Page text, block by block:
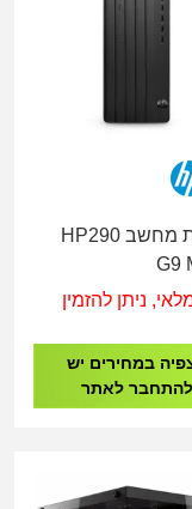
מערכת מחשב HP290
G9
13500/8GB/
350W/WIFI/
ניתן להזמין
במחירים יש
להתחבר לאתר